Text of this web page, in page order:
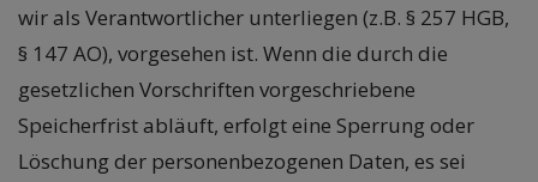
wir als Verantwortlicher unterliegen (z.B. § 257 HGB,
§ 147 AO), vorgesehen ist. Wenn die durch die
gesetzlichen Vorschriften vorgeschriebene
Speicherfrist abläuft, erfolgt eine Sperrung oder
Löschung der personenbezogenen Daten, es sei